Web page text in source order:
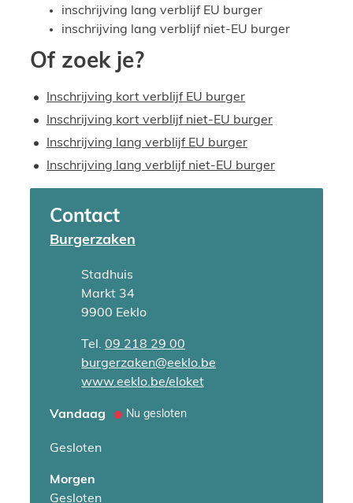
inschrijving lang verblijf EU burger
inschrijving lang verblijf niet-EU burger
Of zoek je?
Inschrijving kort verblijf EU burger
Inschrijving kort verblijf niet-EU burger
Inschrijving lang verblijf EU burger
Inschrijving lang verblijf niet-EU burger
Contact
Burgerzaken
AdresStadhuis
Markt 34
,9900 Eeklo
09 218 29 00
E-mailburgerzaken@eeklo.be
Websitewww.eeklo.be/eloket
Vandaag Nu gesloten
Gesloten
Morgen
Gesloten